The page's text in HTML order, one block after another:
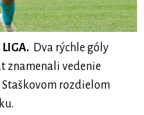
LIGA. Dva rýchle góly
znamenali vedenie
Staškovom rozdielom